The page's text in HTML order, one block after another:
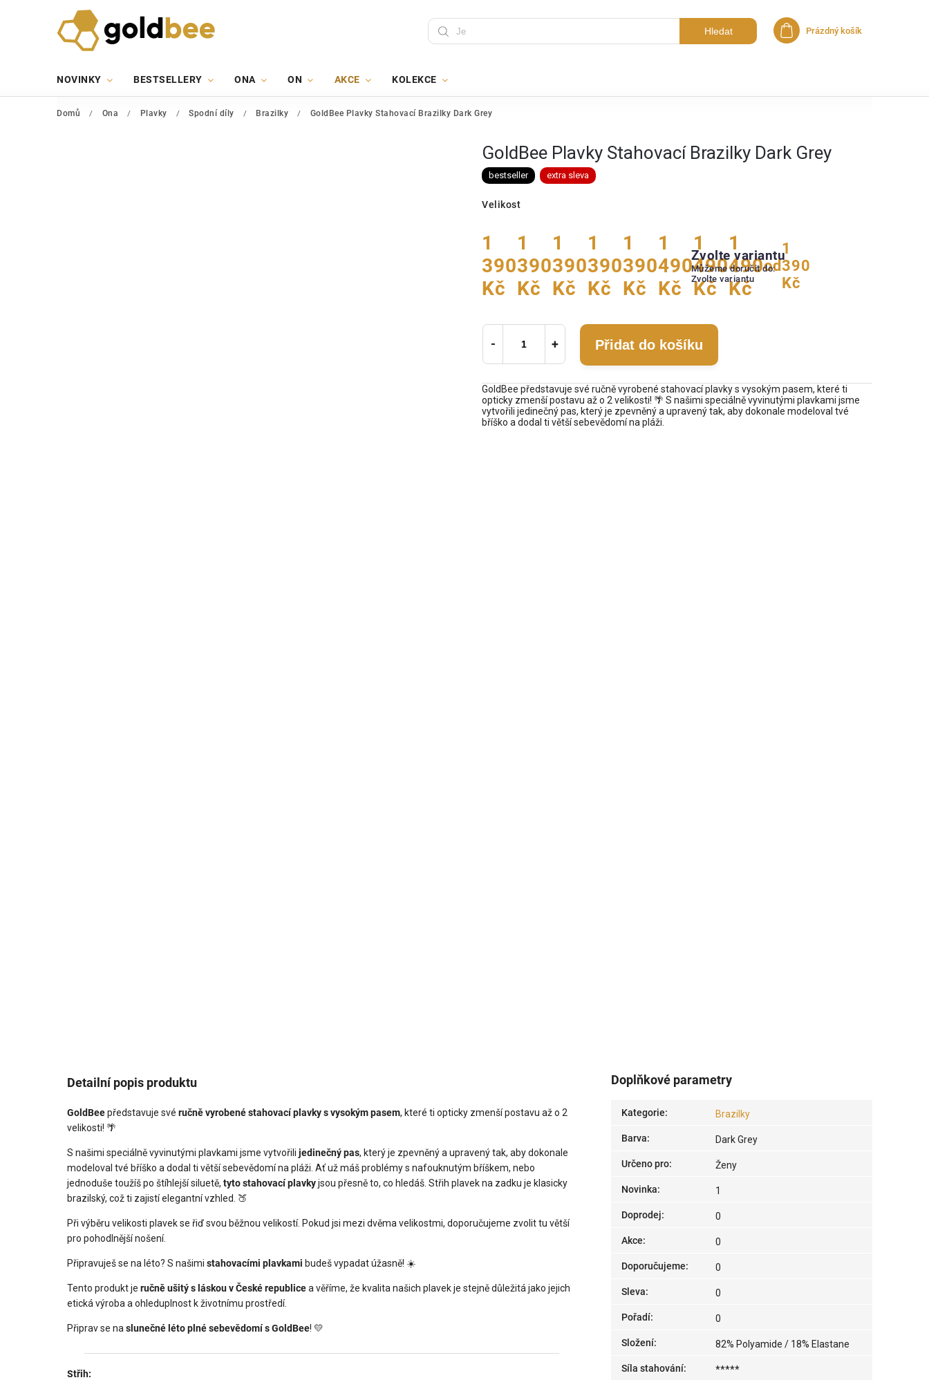
Hledat Nákupní košík
Prázdný košík
NOVINKY BESTSELLERY ONA ON AKCE KOLEKCE
Domů / Ona / Plavky / Spodní díly / Brazilky / GoldBee Plavky Stahovací Brazilky Dark Grey
GoldBee Plavky Stahovací Brazilky Dark Grey
bestseller extra sleva
Velikost
1
390
Kč
1
390
Kč
1
390
Kč
1
390
Kč
1
390
Kč
1
490
Kč
1
490
Kč
1
490
Kč
od
1
390
Kč
Zvolte variantu
Můžeme doručit do:
Zvolte variantu
Přidat do košíku
GoldBee představuje své ručně vyrobené stahovací plavky s vysokým pasem, které ti
opticky zmenší postavu až o 2 velikosti! 🌴 S našimi speciálně vyvinutými plavkami jsme
vytvořili jedinečný pas, který je zpevněný a upravený tak, aby dokonale modeloval tvé
bříško a dodal ti větší sebevědomí na pláži.
Detailní popis produktu
GoldBeepředstavuje své ručně vyrobené stahovací plavky s vysokým pasem, které ti opticky zmenší postavu až o 2
velikosti! 🌴
S našimi speciálně vyvinutými plavkami jsme vytvořili jedinečný pas, který je zpevněný a upravený tak, aby dokonale
modeloval tvé bříško a dodal ti větší sebevědomí na pláži. Ať už máš problémy s nafouknutým bříškem, nebo
jednoduše toužíš po štíhlejší siluetě, tyto stahovací plavkyjsou přesně to, co hledáš. Střih plavek na zadku je klasicky
brazilský, což ti zajistí elegantní vzhled. 🍑
Při výběru velikosti plavek se řiď svou běžnou velikostí. Pokud jsi mezi dvěma velikostmi, doporučujeme zvolit tu větší
pro pohodlnější nošení.
Připravuješ se na léto? S našimi stahovacími plavkami budeš vypadat úžasně! ☀️
Tento produkt je ručně ušitý s láskou v České republicea věříme, že kvalita našich plavek je stejně důležitá jako jejich
etická výroba a ohleduplnost k životnímu prostředí.
Připrav se na slunečné léto plné sebevědomí s GoldBee! 💛
Střih:
Doplňkové parametry
Kategorie: Brazilky
Barva: Dark Grey
Určeno pro: Ženy
Novinka: 1
Doprodej: 0
Akce: 0
Doporučujeme: 0
Sleva: 0
Pořadí: 0
Složení: 82% Polyamide / 18% Elastane
Síla stahování: *****